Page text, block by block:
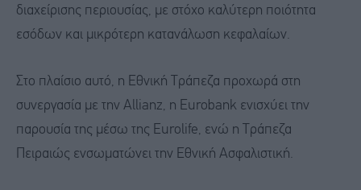
διαχείρισης περιουσίας, με στόχο καλύτερη ποιότητα
εσόδων και μικρότερη κατανάλωση κεφαλαίων.
Στο πλαίσιο αυτό, η Εθνική Τράπεζα προχωρά στη
συνεργασία με την Allianz, η Eurobank ενισχύει την
παρουσία της μέσω της Eurolife, ενώ η Τράπεζα
Πειραιώς ενσωματώνει την Εθνική Ασφαλιστική.